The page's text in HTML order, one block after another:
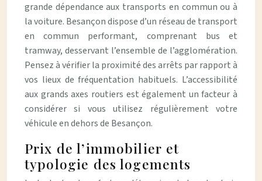
grande dépendance aux transports en commun ou à
la voiture. Besançon dispose d’un réseau de transport
en commun performant, comprenant bus et
tramway, desservant l’ensemble de l’agglomération.
Pensez à vérifier la proximité des arrêts par rapport à
vos lieux de fréquentation habituels. L’accessibilité
aux grands axes routiers est également un facteur à
considérer si vous utilisez régulièrement votre
véhicule en dehors de Besançon.
Prix de l’immobilier et
typologie des logements